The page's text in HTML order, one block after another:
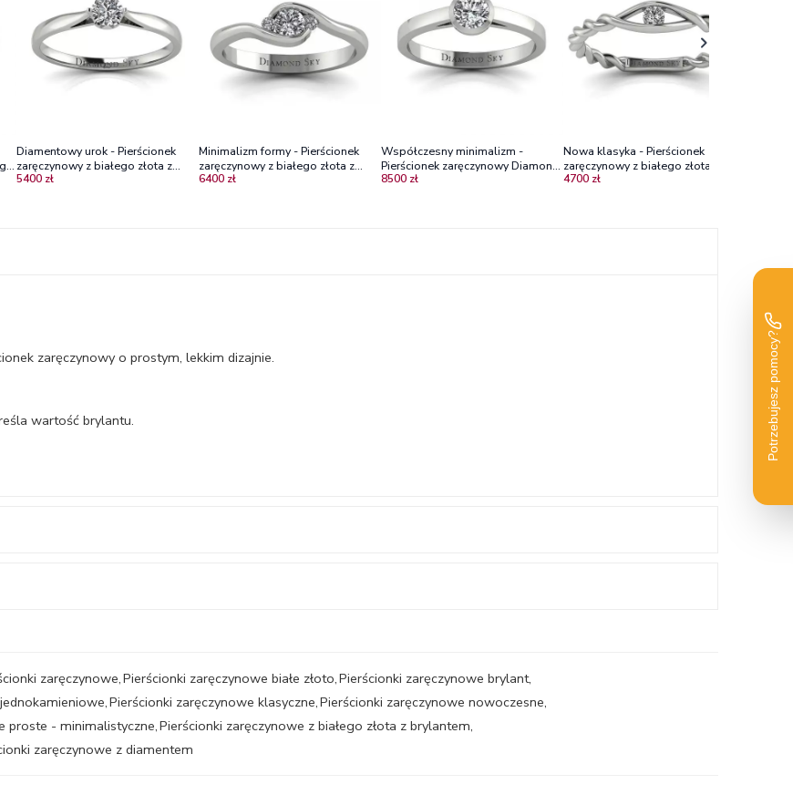
Diamentowy urok - Pierścionek
zaręczynowy z białego złota z
diamentem
5400 zł
Minimalizm formy - Pierścionek
zaręczynowy z białego złota z
diamentami
6400 zł
Współczesny minimalizm -
Pierścionek zaręczynowy Diamond
Sky, białe złoto, brylant
8500 zł
Nowa klasyka - Pierścionek
zaręczynowy z białego złota z
diamentem
4700 zł
zaręczynowy o prostym, lekkim dizajnie.
wartość brylantu.
zaręczynowe,Pierścionki zaręczynowe białe złoto,Pierścionki zaręczynowe brylant,
,Pierścionki zaręczynowe klasyczne,Pierścionki zaręczynowe nowoczesne,
proste - minimalistyczne,Pierścionki zaręczynowe z białego złota z brylantem,
zaręczynowe z diamentem